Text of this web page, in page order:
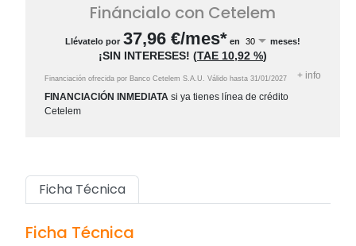
Fináncialo con Cetelem
Llévatelo por 37,96 €/mes* en meses!
¡SIN INTERESES! (TAE 10,92 %)
Financiación ofrecida por Banco Cetelem S.A.U. Válido hasta 31/01/2027 + info
FINANCIACIÓN INMEDIATA si ya tienes línea de crédito
Cetelem
Ficha Técnica
Ficha Técnica